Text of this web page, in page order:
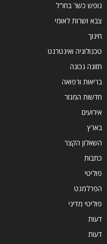
נופש כשר בחו"ל
צבא ושרות לאומי
חינוך
טכנולוגיה ואינטרנט
תזונה נכונה
בריאות ורפואה
חדשות המגזר
אירועים
בארץ
השאלון הקצר
כתבות
פוליטי
הפרלמנט
פוליטי מדיני
דעות
דעות